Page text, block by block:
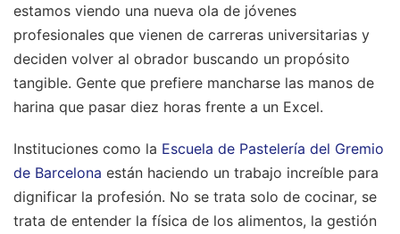
estamos viendo una nueva ola de jóvenes
profesionales que vienen de carreras universitarias y
deciden volver al obrador buscando un propósito
tangible. Gente que prefiere mancharse las manos de
harina que pasar diez horas frente a un Excel.
Instituciones como la Escuela de Pastelería del Gremio
de Barcelona están haciendo un trabajo increíble para
dignificar la profesión. No se trata solo de cocinar, se
trata de entender la física de los alimentos, la gestión